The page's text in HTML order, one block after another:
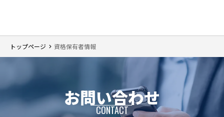
トップページ 資格保有者情報
お問い合わせ
CONTACT